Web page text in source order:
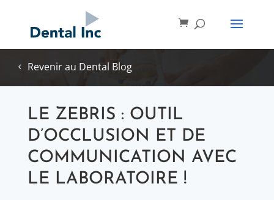
Revenir au Dental Blog
LE ZEBRIS : OUTIL
D’OCCLUSION ET DE
COMMUNICATION AVEC
LE LABORATOIRE !